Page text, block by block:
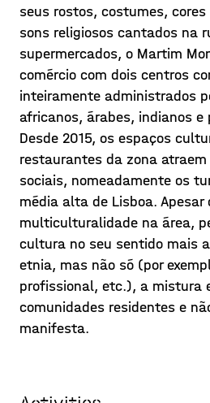
sons de um bairro, neste
Mouraria. Assim,
Read inENPT
Posted on 21/01/20
Learn more >
Sons e Lugares
seus rostos, costumes,
sons religiosos cantados na
supermercados, o Martim
comércio com dois centros
inteiramente administrados
africanos, árabes, indianos e
Desde 2015, os espaços
restaurantes da zona
sociais, nomeadamente os
média alta de Lisboa.
multiculturalidade na área,
cultura no seu sentido mais
etnia, mas não só (por
profissional, etc.), a mistura
comunidades residentes e
manifesta.